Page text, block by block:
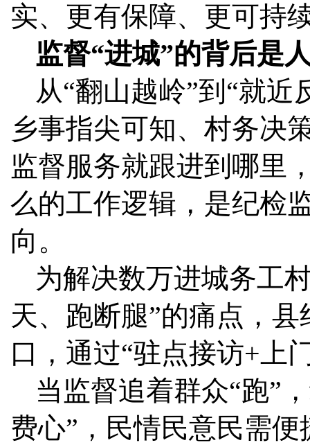
实、更有保障、更可持
监督“进城”的背后是
从“翻山越岭”到“就近
乡事指尖可知、村务决
监督服务就跟进到哪里
么的工作逻辑，是纪检
向。
为解决数万进城务工
天、跑断腿”的痛点，
口，通过“驻点接访+上
当监督追着群众“跑”
费心”，民情民意民需